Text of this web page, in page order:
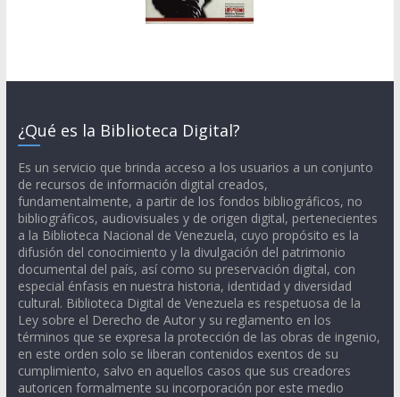
¿Qué es la Biblioteca Digital?
Es un servicio que brinda acceso a los usuarios a un conjunto
de recursos de información digital creados,
fundamentalmente, a partir de los fondos bibliográficos, no
bibliográficos, audiovisuales y de origen digital, pertenecientes
a la Biblioteca Nacional de Venezuela, cuyo propósito es la
difusión del conocimiento y la divulgación del patrimonio
documental del país, así como su preservación digital, con
especial énfasis en nuestra historia, identidad y diversidad
cultural. Biblioteca Digital de Venezuela es respetuosa de la
Ley sobre el Derecho de Autor y su reglamento en los
términos que se expresa la protección de las obras de ingenio,
en este orden solo se liberan contenidos exentos de su
cumplimiento, salvo en aquellos casos que sus creadores
autoricen formalmente su incorporación por este medio